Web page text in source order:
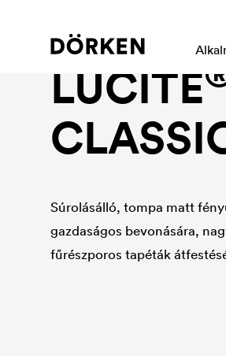
Interior wall paint
LUCITE
Súrolásálló, tompa matt
gazdaságos bevonására,
fűrészporos tapéták